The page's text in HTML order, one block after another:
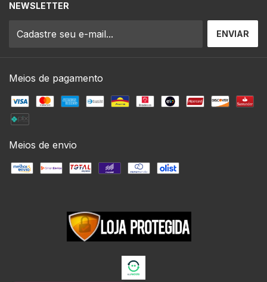
NEWSLETTER
Meios de pagamento
Meios de envio